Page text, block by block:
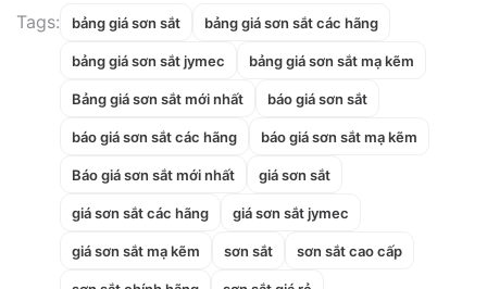
Tags: bảng giá sơn sắt bảng giá sơn sắt các hãng
bảng giá sơn sắt jymec bảng giá sơn sắt mạ kẽm
Bảng giá sơn sắt mới nhất báo giá sơn sắt
báo giá sơn sắt các hãng báo giá sơn sắt mạ kẽm
Báo giá sơn sắt mới nhất giá sơn sắt
giá sơn sắt các hãng giá sơn sắt jymec
giá sơn sắt mạ kẽm sơn sắt sơn sắt cao cấp